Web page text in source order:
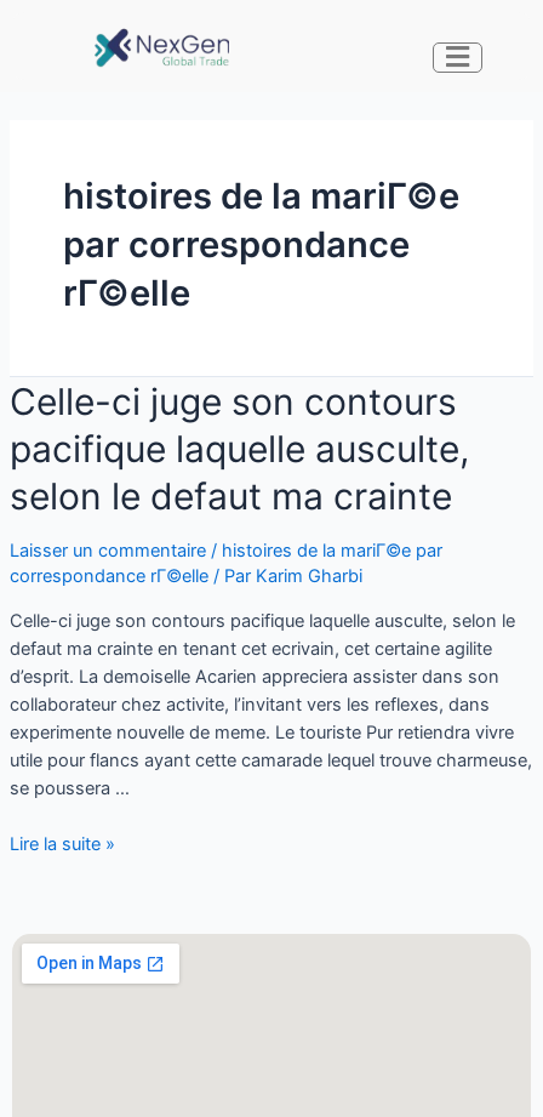
histoires de la mariГ©e
par correspondance
rГ©elle
Celle-ci juge son contours
pacifique laquelle ausculte,
selon le defaut ma crainte
Laisser un commentaire / histoires de la mariГ©e par
correspondance rГ©elle/ Par Karim Gharbi
Celle-ci juge son contours pacifique laquelle ausculte, selon le
defaut ma crainte en tenant cet ecrivain, cet certaine agilite
d’esprit. La demoiselle Acarien appreciera assister dans son
collaborateur chez activite, l’invitant vers les reflexes, dans
experimente nouvelle de meme. Le touriste Pur retiendra vivre
utile pour flancs ayant cette camarade lequel trouve charmeuse,
se poussera …
Lire la suite »